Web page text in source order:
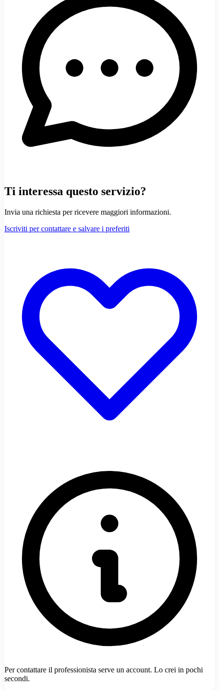
Ti interessa questo servizio?
Invia una richiesta per ricevere maggiori informazioni.
Iscriviti per contattare e salvare i preferiti
Per contattare il professionista serve un account. Lo crei in pochi
secondi.